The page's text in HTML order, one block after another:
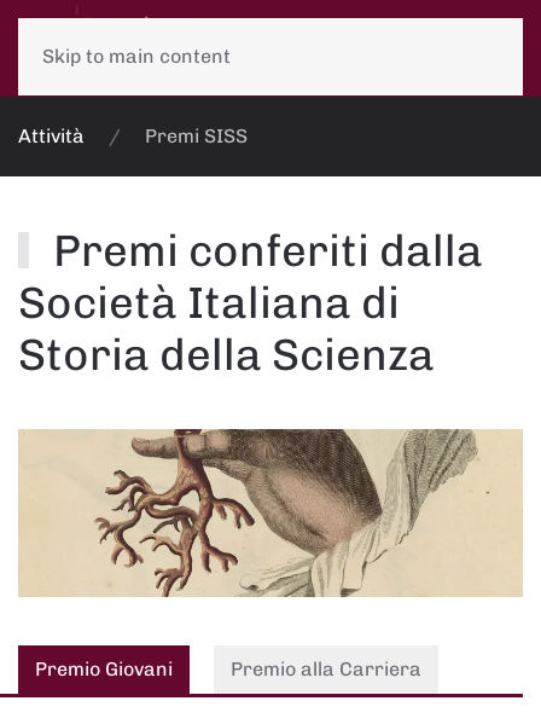
Skip to main content
Attività Premi SISS
Premi conferiti dalla
Società Italiana di
Storia della Scienza
Premio Giovani Premio alla Carriera